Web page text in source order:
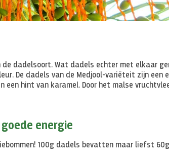
dadelsoort. Wat dadels echter met elkaar
De dadels van de Medjool-variëteit zijn een
een hint van karamel. Door het malse
energie
100g dadels bevatten maar liefst